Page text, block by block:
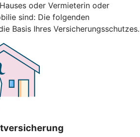
oder Vermieterin oder
sind: Die folgenden
Basis Ihres Versicherungsschutzes.